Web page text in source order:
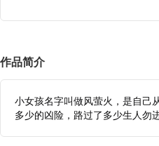
作品简介
小女孩名字叫做风萤火，是自己
多少的凶险，路过了多少生人勿